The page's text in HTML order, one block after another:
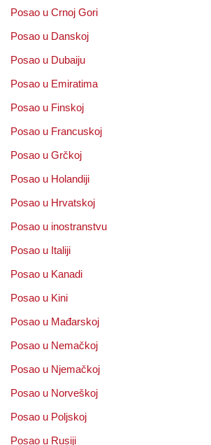
Posao u Crnoj Gori
Posao u Danskoj
Posao u Dubaiju
Posao u Emiratima
Posao u Finskoj
Posao u Francuskoj
Posao u Grčkoj
Posao u Holandiji
Posao u Hrvatskoj
Posao u inostranstvu
Posao u Italiji
Posao u Kanadi
Posao u Kini
Posao u Mađarskoj
Posao u Nemačkoj
Posao u Njemačkoj
Posao u Norveškoj
Posao u Poljskoj
Posao u Rusiji